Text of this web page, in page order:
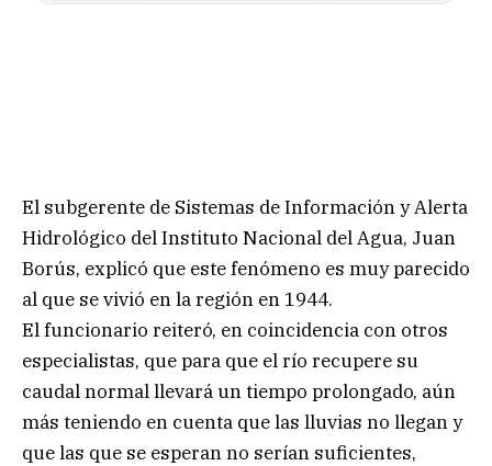
El subgerente de Sistemas de Información y Alerta
Hidrológico del Instituto Nacional del Agua, Juan
Borús, explicó que este fenómeno es muy parecido
al que se vivió en la región en 1944.
El funcionario reiteró, en coincidencia con otros
especialistas, que para que el río recupere su
caudal normal llevará un tiempo prolongado, aún
más teniendo en cuenta que las lluvias no llegan y
que las que se esperan no serían suficientes,